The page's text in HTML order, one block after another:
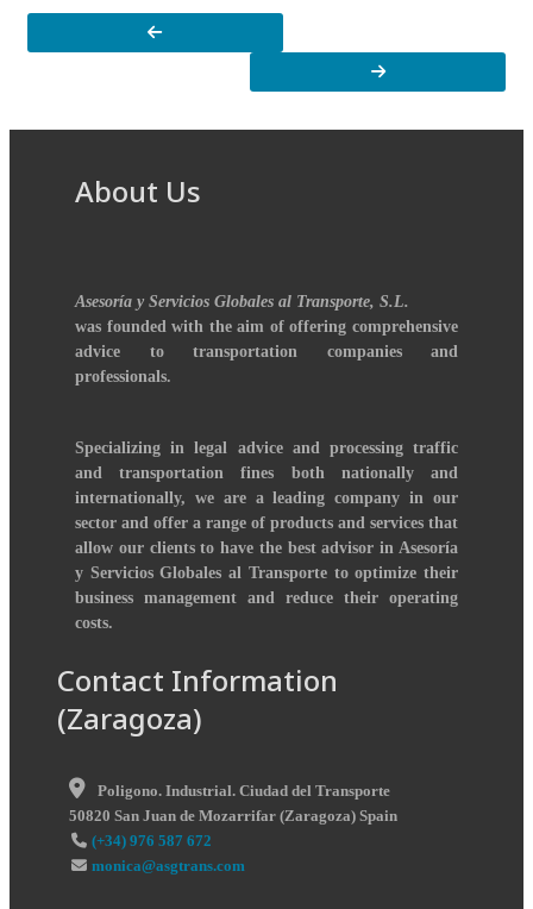
About Us
Asesoría y Servicios Globales al Transporte, S.L.
was founded with the aim of offering comprehensive
advice to transportation companies and
professionals.
Specializing in legal advice and processing traffic
and transportation fines both nationally and
internationally, we are a leading company in our
sector and offer a range of products and services that
allow our clients to have the best advisor in Asesoría
y Servicios Globales al Transporte to optimize their
business management and reduce their operating
costs.
Contact Information
(Zaragoza)
Poligono. Industrial. Ciudad del Transporte
50820 San Juan de Mozarrifar (Zaragoza) Spain
(+34) 976 587 672
monica@asgtrans.com